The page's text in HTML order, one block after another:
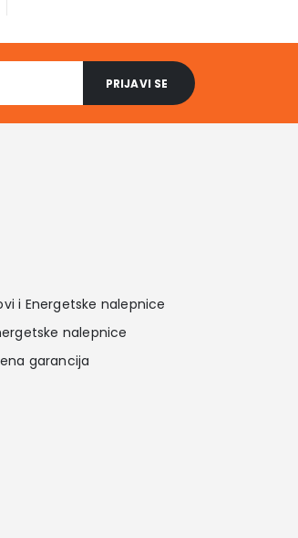
15.799,00 RSD.
i Energetske nalepnice
nalepnice
garancija